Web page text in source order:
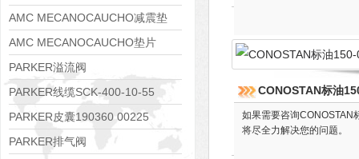
138552
AMC MECANOCAUCHO减震垫
138551
AMC MECANOCAUCHO垫片
608074
PARKER溢流阀
RE06M35W2N1KWXG087
PARKER线缆SCK-400-10-55
PARKER皮囊190360 00225
PARKER排气阀
CONOSTAN标油
如果需要咨询CONOSTAN
将尽全力解决您的问题。